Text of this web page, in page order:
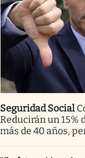
Seguridad Social
Reducirán un 15%
más de 40 años,